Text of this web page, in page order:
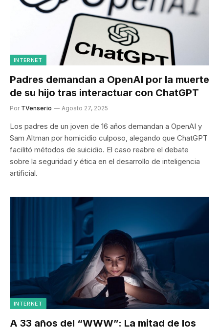
INTERNET
Padres demandan a OpenAI por la muerte
de su hijo tras interactuar con ChatGPT
Por TVenserio Agosto 27, 2025
Los padres de un joven de 16 años demandan a OpenAI y
Sam Altman por homicidio culposo, alegando que ChatGPT
facilitó métodos de suicidio. El caso reabre el debate
sobre la seguridad y ética en el desarrollo de inteligencia
artificial.
INTERNET
A 33 años del “WWW”: La mitad de los